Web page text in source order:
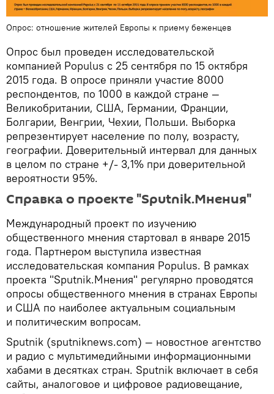
Опрос: отношение жителей Европы к приему беженцев
Опрос был проведен исследовательской
компанией Populus c 25 сентября по 15 октября
2015 года. В опросе приняли участие 8000
респондентов, по 1000 в каждой стране —
Великобритании, США, Германии, Франции,
Болгарии, Венгрии, Чехии, Польши. Выборка
репрезентирует население по полу, возрасту,
географии. Доверительный интервал для данных
в целом по стране +/- 3,1% при доверительной
вероятности 95%.
Справка о проекте "Sputnik.Мнения"
Международный проект по изучению
общественного мнения стартовал в январе 2015
года. Партнером выступила известная
исследовательская компания Populus. В рамках
проекта "Sputnik.Мнения" регулярно проводятся
опросы общественного мнения в странах Европы
и США по наиболее актуальным социальным
и политическим вопросам.
Sputnik (sputniknews.com) — новостное агентство
и радио с мультимедийными информационными
хабами в десятках стран. Sputnik включает в себя
сайты, аналоговое и цифровое радиовещание,